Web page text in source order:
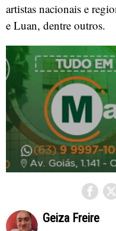
artistas nacionais e
e Luan, dentre outros.
Geiza Freire